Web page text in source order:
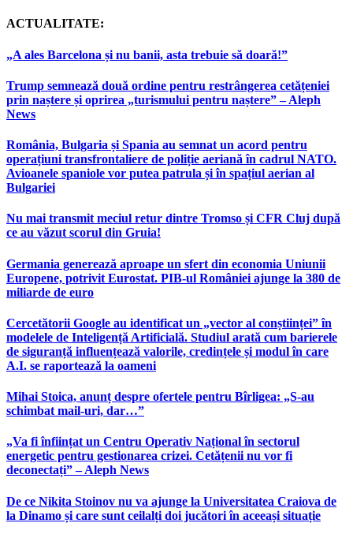
ACTUALITATE:
„A ales Barcelona și nu banii, asta trebuie să doară!”
Trump semnează două ordine pentru restrângerea cetățeniei
prin naștere și oprirea „turismului pentru naștere” – Aleph
News
România, Bulgaria și Spania au semnat un acord pentru
operațiuni transfrontaliere de poliție aeriană în cadrul NATO.
Avioanele spaniole vor putea patrula și în spațiul aerian al
Bulgariei
Nu mai transmit meciul retur dintre Tromso și CFR Cluj după
ce au văzut scorul din Gruia!
Germania generează aproape un sfert din economia Uniunii
Europene, potrivit Eurostat. PIB-ul României ajunge la 380 de
miliarde de euro
Cercetătorii Google au identificat un „vector al conștiinței” în
modelele de Inteligență Artificială. Studiul arată cum barierele
de siguranță influențează valorile, credințele și modul în care
A.I. se raportează la oameni
Mihai Stoica, anunț despre ofertele pentru Bîrligea: „S-au
schimbat mail-uri, dar…”
„Va fi înființat un Centru Operativ Național în sectorul
energetic pentru gestionarea crizei. Cetățenii nu vor fi
deconectați” – Aleph News
De ce Nikita Stoinov nu va ajunge la Universitatea Craiova de
la Dinamo și care sunt ceilalți doi jucători în aceeași situație